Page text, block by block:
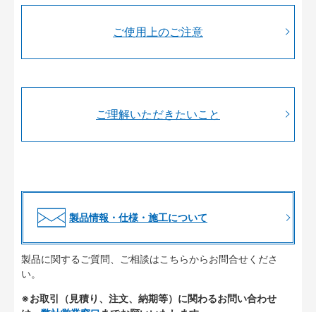
ご使用上のご注意
ご理解いただきたいこと
製品情報・仕様・施工について
製品に関するご質問、ご相談はこちらからお問合せくださ
い。
※お取引（見積り、注文、納期等）に関わるお問い合わせ